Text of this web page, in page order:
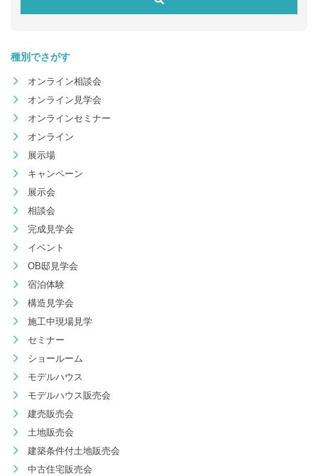
種別でさがす
オンライン相談会
オンライン見学会
オンラインセミナー
オンライン
展示場
キャンペーン
展示会
相談会
完成見学会
イベント
OB邸見学会
宿泊体験
構造見学会
施工中現場見学
セミナー
ショールーム
モデルハウス
モデルハウス販売会
建売販売会
土地販売会
建築条件付土地販売会
中古住宅販売会